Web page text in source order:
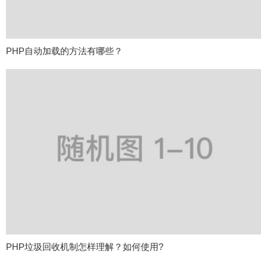
PHP自动加载的方法有哪些？
PHP垃圾回收机制怎样理解？如何使用?